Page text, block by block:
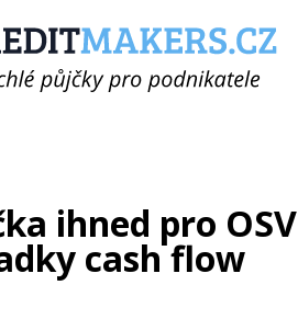
ihned pro
cash flow